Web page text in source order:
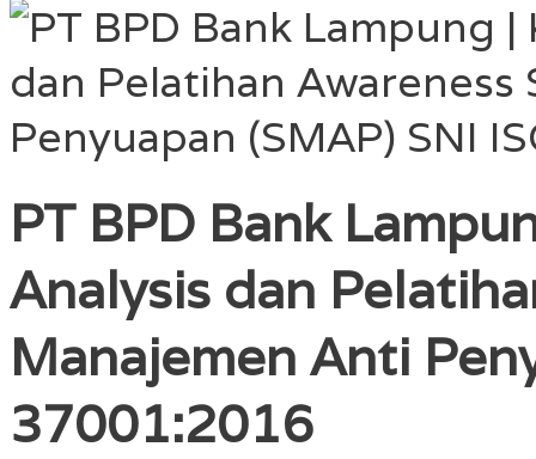
PT BPD Bank
Analysis dan
Manajemen Anti
37001:2016